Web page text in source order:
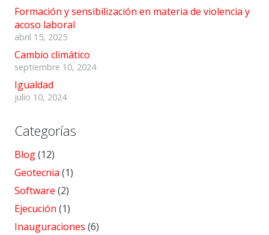
Formación y sensibilización en materia de violencia y
acoso laboral
abril 15, 2025
Cambio climático
septiembre 10, 2024
Igualdad
julio 10, 2024
Categorías
Blog(12)
Geotecnia (1)
Software (2)
Ejecución (1)
Inauguraciones (6)